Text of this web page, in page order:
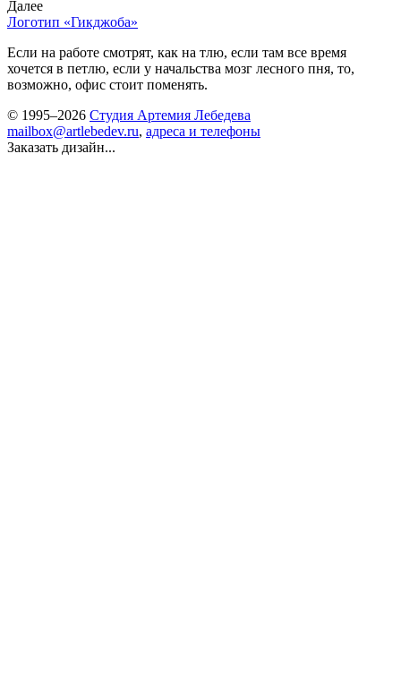
Далее
Логотип «Гикджоба»
Если на работе смотрят, как на тлю, если там все время
хочется в петлю, если у начальства мозг лесного пня, то,
возможно, офис стоит поменять.
© 1995–2026 Студия Артемия Лебедева
mailbox@artlebedev.ru, адреса и телефоны
Заказать дизайн...